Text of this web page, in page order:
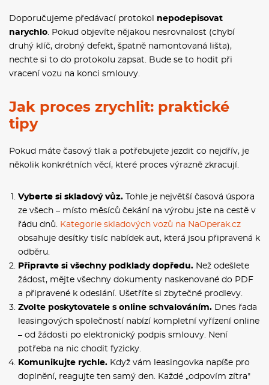
Doporučujeme předávací protokol nepodepisovat
narychlo . Pokud objevíte nějakou nesrovnalost (chybí
druhý klíč, drobný defekt, špatně namontovaná lišta),
nechte si to do protokolu zapsat. Bude se to hodit při
vracení vozu na konci smlouvy.
Jak proces zrychlit: praktické
tipy
Pokud máte časový tlak a potřebujete jezdit co nejdřív, je
několik konkrétních věcí, které proces výrazně zkracují.
Vyberte si skladový vůz. Tohle je největší časová úspora
ze všech – místo měsíců čekání na výrobu jste na cestě v
řádu dnů.
Kategorie skladových vozů na NaOperak.cz
obsahuje desítky tisíc nabídek aut, která jsou připravená k
odběru.
Připravte si všechny podklady dopředu. Než odešlete
žádost, mějte všechny dokumenty naskenované do PDF
a připravené k odeslání. Ušetříte si zbytečné prodlevy.
Zvolte poskytovatele s online schvalováním. Dnes řada
leasingových společností nabízí kompletní vyřízení online
– od žádosti po elektronický podpis smlouvy. Není
potřeba na nic chodit fyzicky.
Komunikujte rychle. Když vám leasingovka napíše pro
doplnění, reagujte ten samý den. Každé „odpovím zítra"